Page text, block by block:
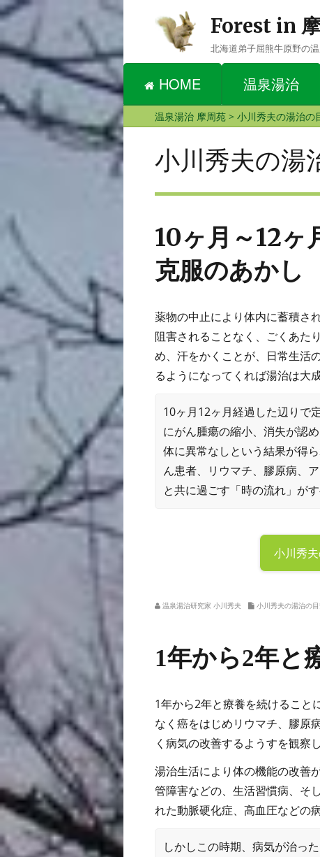
Forest in
北海道弟子屈熊牛原野の
HOME 温泉湯治
温泉湯治 摩周苑> 小川秀夫の湯治の
小川秀夫の湯
10ヶ月～12ヶ
克服のあかし
薬物の中止により体内に蓄積さ
阻害されることなく、ごくあた
め、汗をかくことが、日常生活
るようになってくれば湯治は大
10ヶ月12ヶ月経過した辺りで
にがん腫瘍の縮小、消失が認
体に異常なしという結果が得
ん患者、リウマチ、膠原病、
と共に過ごす「時の流れ」が
小川秀
温泉湯治研究家 小川秀夫 小川秀夫の湯治の
1年から2年と
1年から2年と療養を続けること
なく癌をはじめリウマチ、膠原
く病気の改善するようすを観察
湯治生活により体の機能の改善
管障害などの、生活習慣病、そ
れた動脈硬化症、高血圧などの
しかしこの時期、病気が治っ